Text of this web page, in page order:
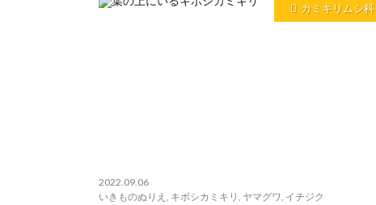
カミキリムシ科
2022.09.06
いきものぬりえ , キボシカミキリ , ヤマグワ, イチジク